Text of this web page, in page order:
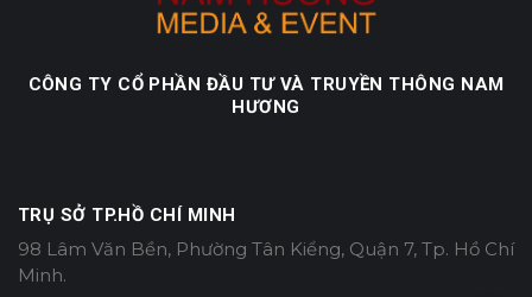
CÔNG TY CỔ PHẦN ĐẦU TƯ VÀ TRUYỀN THÔNG NAM
HƯƠNG
TRỤ SỞ TP.HỒ CHÍ MINH
98 Lâm Văn Bền, Phường Tân Kiểng, Quận 7, Tp. Hồ Chí
Minh.